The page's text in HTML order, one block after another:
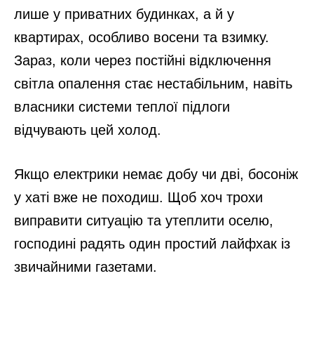
лише у приватних будинках, а й у
квартирах, особливо восени та взимку.
Зараз, коли через постійні відключення
світла опалення стає нестабільним, навіть
власники системи теплої підлоги
відчувають цей холод.
Якщо електрики немає добу чи дві, босоніж
у хаті вже не походиш. Щоб хоч трохи
виправити ситуацію та утеплити оселю,
господині радять один простий лайфхак із
звичайними газетами.